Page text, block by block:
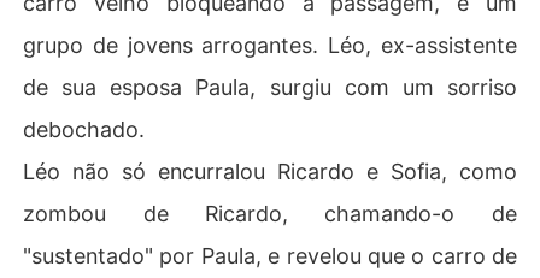
s ela fica. Ela vai fazer companhia pra gente esta noite.
Uma forma de pagamento pela humilhação que a sua e
sposa me fez passar quando me demitiu."
A fúria de Ricardo irrompeu. Ali, naquele momento, algo
nele se quebrou, e a fachada de arquiteto paisagista d
eu lugar ao verdadeiro magnata.
grupo de jovens arrogantes. Léo, ex-assistente
de sua esposa Paula, surgiu com um sorriso
debochado.
Léo não só encurralou Ricardo e Sofia, como
zombou de Ricardo, chamando-o de
"sustentado" por Paula, e revelou que o carro de